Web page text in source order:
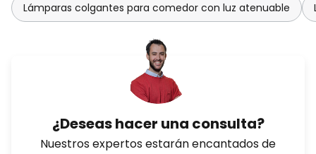
Lámparas colgantes para comedor con luz atenuable
¿Deseas hacer una consulta?
Nuestros expertos estarán encantados de